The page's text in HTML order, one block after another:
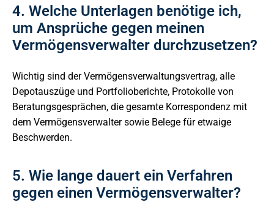
4. Welche Unterlagen benötige ich,
um Ansprüche gegen meinen
Vermögensverwalter durchzusetzen?
Wichtig sind der Vermögensverwaltungsvertrag, alle
Depotauszüge und Portfolioberichte, Protokolle von
Beratungsgesprächen, die gesamte Korrespondenz mit
dem Vermögensverwalter sowie Belege für etwaige
Beschwerden.
5. Wie lange dauert ein Verfahren
gegen einen Vermögensverwalter?